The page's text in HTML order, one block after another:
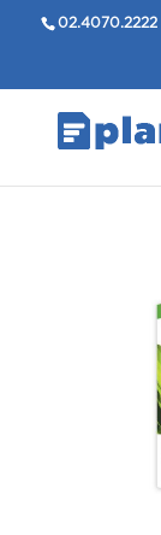
02.4070.2222